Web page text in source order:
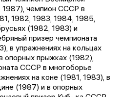
1987), чемпион СССР в
1982, 1983, 1984, 1985,
(1982, 1983) и
призер чемпионата
в упражнениях на кольцах
опорных прыжках (1982),
СССР в многоборье
на коне (1981, 1983), в
(1987) и в опорных